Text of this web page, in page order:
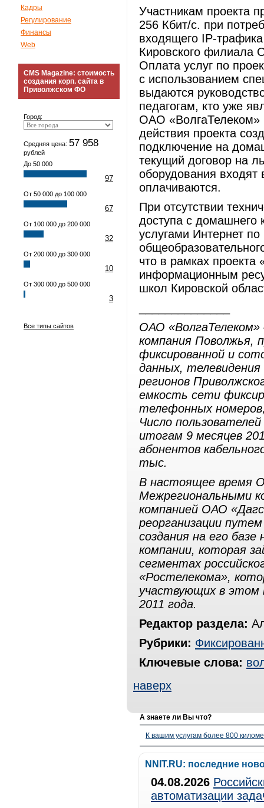
Кадры
Регулирование
Финансы
Web
CMS Magazine: стоимость
создания корп. сайта в
Приволжском ФО
Город:
Средняя цена: 57 958
рублей
До 50 000
97
От 50 000 до 100 000
67
От 100 000 до 200 000
32
От 200 000 до 300 000
10
От 300 000 до 500 000
3
Все типы сайтов
Участникам проекта
256 Кбит/с. при
входящего IP-
Кировского филиала
Оплата услуг по
с использованием
выдаются
педагогам, кто уже
ОАО «ВолгаТелеком»
действия проекта
подключение на
текущий договор на
оборудования входят
оплачиваются.
При отсутствии
доступа с домашнего
услугами Интернет
что в рамках проекта
информационным
школ Кировской
ОАО «ВолгаТелеком»
компания Поволжья,
фиксированной и
данных,
регионов
емкость сети
телефонных
Число
итогам 9 месяцев
абонентов
тыс.
В настоящее время
Межрегиональными
компанией ОАО
реорганизации
создания на его
компании, которая
сегментах
«Ростелекома»,
участвующих в этом
2011 года.
Редактор раздела:
Рубрики:
Ключевые слова:
наверх
А знаете ли Вы что?
К вашим услугам более 800
NNIT.RU: последние
04.08.2026
автоматизации